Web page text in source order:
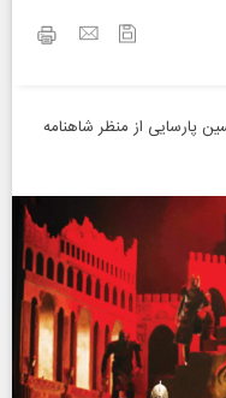
پارسایی از منظر شاهنامه